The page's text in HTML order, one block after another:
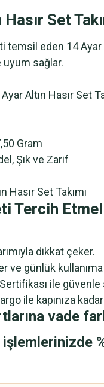
Set
temsil eden 14
sağlar.
Altın Hasır Set
Gram
Şık ve Zarif
Hasır Set Takımı
Tercih
dikkat çeker.
ve günlük
ile güvenle
ile kapınıza
vade